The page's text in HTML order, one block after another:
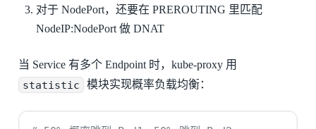
对于 NodePort，还要在 PREROUTING 里匹配
NodeIP:NodePort 做 DNAT
当 Service 有多个 Endpoint 时，kube-proxy 用
statistic 模块实现概率负载均衡：